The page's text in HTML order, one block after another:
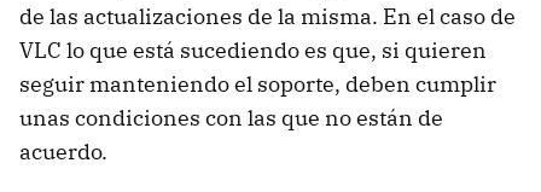
de las actualizaciones de la misma. En el caso de
VLC lo que está sucediendo es que, si quieren
seguir manteniendo el soporte, deben cumplir
unas condiciones con las que no están de
acuerdo.